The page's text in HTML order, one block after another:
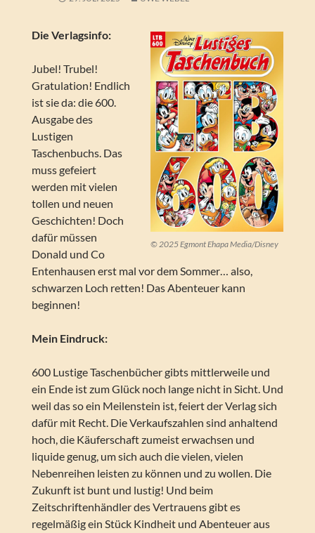
© 2025 Egmont Ehapa Media/Disney
Die Verlagsinfo:
Jubel! Trubel!
Gratulation! Endlich
ist sie da: die 600.
Ausgabe des
Lustigen
Taschenbuchs. Das
muss gefeiert
werden mit vielen
tollen und neuen
Geschichten! Doch
dafür müssen
Donald und Co
Entenhausen erst mal vor dem Sommer… also,
schwarzen Loch retten! Das Abenteuer kann
beginnen!
Mein Eindruck:
600 Lustige Taschenbücher gibts mittlerweile und
ein Ende ist zum Glück noch lange nicht in Sicht. Und
weil das so ein Meilenstein ist, feiert der Verlag sich
dafür mit Recht. Die Verkaufszahlen sind anhaltend
hoch, die Käuferschaft zumeist erwachsen und
liquide genug, um sich auch die vielen, vielen
Nebenreihen leisten zu können und zu wollen. Die
Zukunft ist bunt und lustig! Und beim
Zeitschriftenhändler des Vertrauens gibt es
regelmäßig ein Stück Kindheit und Abenteuer aus